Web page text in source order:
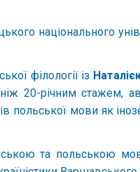
національного
філології із
20-річним стажем,
польської мови як
та польською